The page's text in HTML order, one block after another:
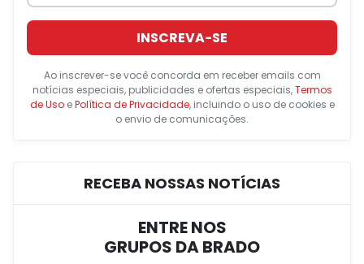
INSCREVA-SE
Ao inscrever-se você concorda em receber emails com
notícias especiais, publicidades e ofertas especiais,Termos
de UsoePolítica de Privacidade, incluindo o uso de cookies e
o envio de comunicações.
RECEBA NOSSAS NOTÍCIAS
ENTRE NOS
GRUPOS DA BRADO